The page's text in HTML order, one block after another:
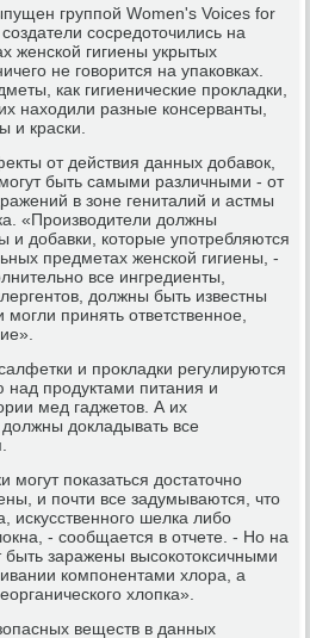
группой Women's Voices for
сосредоточились на
женской гигиены укрытых
не говорится на упаковках.
как гигиенические прокладки,
находили разные консерванты,
и краски.
от действия данных добавок,
быть самыми различными - от
в зоне гениталий и астмы
«Производители должны
и добавки, которые употребляются
предметах женской гигиены, -
все ингредиенты,
должны быть известны
принять ответственное,
и прокладки регулируются
продуктами питания и
мед гаджетов. А их
докладывать все
показаться достаточно
и почти все задумываются, что
искусственного шелка либо
- сообщается в отчете. - Но на
заражены высокотоксичными
компонентами хлора, а
хлопка».
веществ в данных